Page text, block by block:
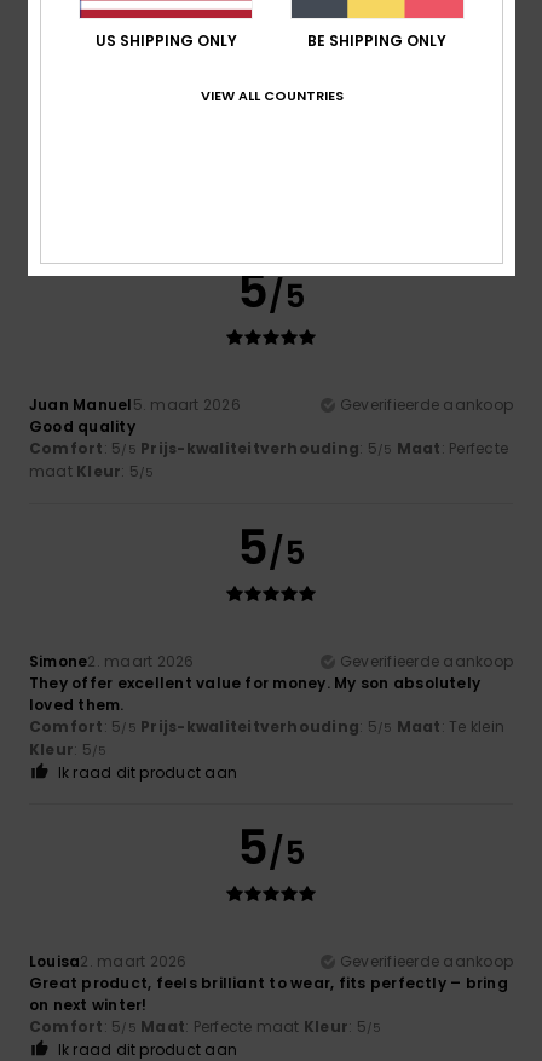
5
5/5
Juan Manuel5. maart 2026
Geverifieerde aankoop
Good quality
Comfort: 5/5 Prijs-kwaliteitverhouding: 5/5 Maat: Perfecte
maat Kleur: 5/5
5/5
Simone2. maart 2026
Geverifieerde aankoop
They offer excellent value for money. My son absolutely
loved them.
Comfort: 5/5 Prijs-kwaliteitverhouding: 5/5 Maat: Te klein
Kleur: 5/5
Ik raad dit product aan
5/5
Louisa2. maart 2026
Geverifieerde aankoop
Great product, feels brilliant to wear, fits perfectly – bring
on next winter!
Comfort: 5/5 Maat: Perfecte maat Kleur: 5/5
Ik raad dit product aan
US SHIPPING ONLY BE SHIPPING ONLY
VIEW ALL COUNTRIES